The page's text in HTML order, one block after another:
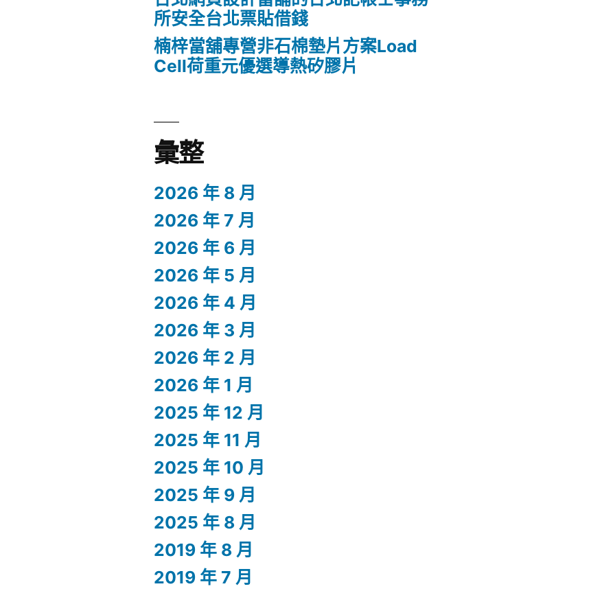
所安全台北票貼借錢
楠梓當舖專營非石棉墊片方案Load
Cell荷重元優選導熱矽膠片
彙整
2026 年 8 月
2026 年 7 月
2026 年 6 月
2026 年 5 月
2026 年 4 月
2026 年 3 月
2026 年 2 月
2026 年 1 月
2025 年 12 月
2025 年 11 月
2025 年 10 月
2025 年 9 月
2025 年 8 月
2019 年 8 月
2019 年 7 月